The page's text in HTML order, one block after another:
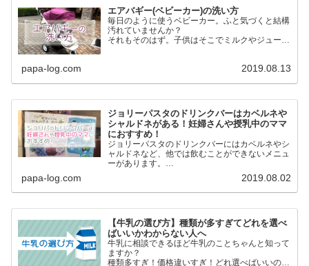
エアバギー(ベビーカー)の洗い方
毎日のように使うベビーカー。ふと気づくと結構
汚れていませんか？
それもそのはず。子供はそこでミルクやジュース
ことでエアバギー(ベビーカー)を洗いました。
papa-log.com 2019.08.13
ジョリーパスタのドリンクバーはカベルネや
シャルドネがある！妊婦さんや授乳中のママ
におすすめ！
ジョリーパスタのドリンクバーにはカベルネやシ
ャルドネなど、他では飲むことができないメニュ
ーがあります。
アルコールを我慢しているけど「せめて飲んでる
気分だけでも味わいたい」という妊婦さんや授乳
中のママにおすすめ！
papa-log.com 2019.08.02
【牛乳の選び方】種類が多すぎてどれを選べ
ばいいかわからない人へ
牛乳に相談できるほど牛乳のことちゃんと知って
ますか？
種類多すぎ！価格違いすぎ！どれ選べばいいの